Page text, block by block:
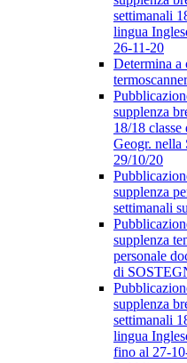
settimanali
lingua
26-11-20
Determina a
supplenza
18/18
Geogr. nella
29/10/20
supplenza
settimanali
supplenza
personale
di
supplenza
settimanali
lingua
fino al 27-